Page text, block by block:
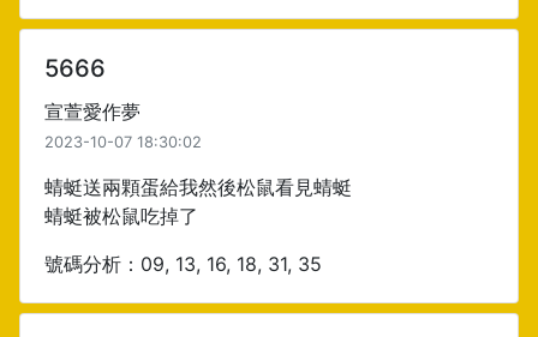
5666
宣萱愛作夢
2023-10-07 18:30:02
蜻蜓送兩顆蛋給我然後松鼠看見蜻蜓
蜻蜓被松鼠吃掉了
號碼分析：09, 13, 16, 18, 31, 35